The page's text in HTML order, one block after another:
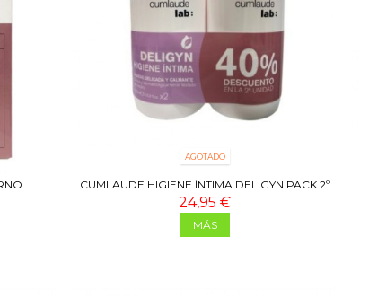
AGOTADO
CUMLAUDE HIGIENE ÍNTIMA DELIGYN PACK 2º
UNIDAD 40% DTO
24,95 €
MÁS